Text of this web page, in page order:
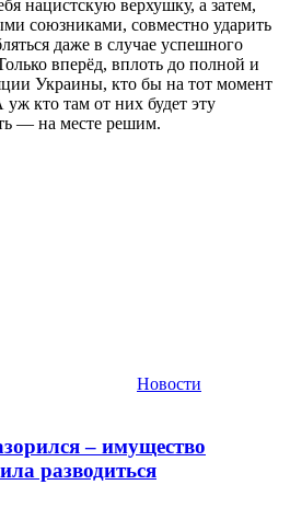
нацистскую верхушку, а затем,
союзниками, совместно ударить
даже в случае успешного
вперёд, вплоть до полной и
Украины, кто бы на тот момент
кто там от них будет эту
— на месте решим.
Новости
– имущество
разводиться